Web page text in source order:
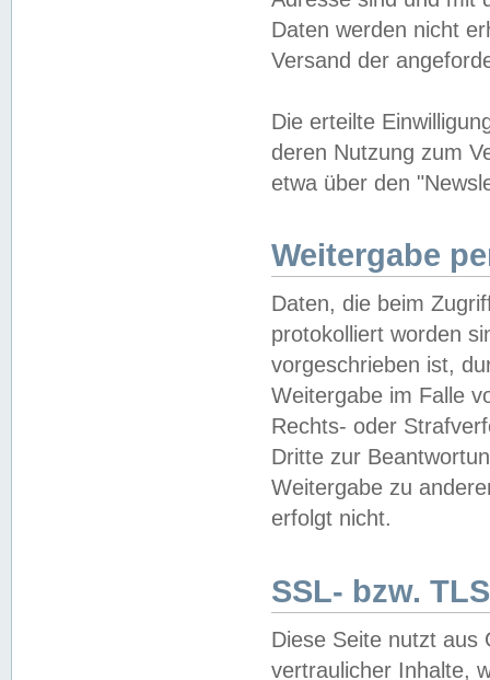
Daten werden nicht
Versand der
Die erteilte
deren Nutzung zum
etwa über den
Weitergabe
Daten, die beim
protokolliert worden
vorgeschrieben ist,
Weitergabe im Falle
Rechts- oder
Dritte zur
Weitergabe zu
erfolgt nicht.
SSL- bzw.
Diese Seite nutzt aus
vertraulicher Inhalte,